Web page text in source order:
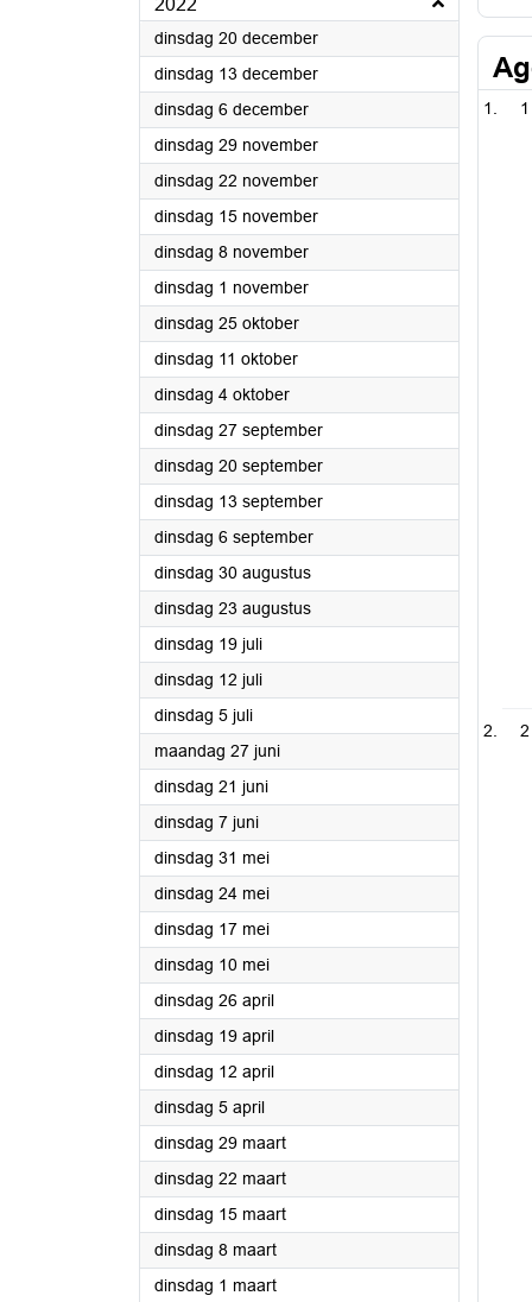
2022
dinsdag 20 december2022
dinsdag 13 december2022
dinsdag 6 december2022
dinsdag 29 november2022
dinsdag 22 november2022
dinsdag 15 november2022
dinsdag 8 november2022
dinsdag 1 november2022
dinsdag 25 oktober2022
dinsdag 11 oktober2022
dinsdag 4 oktober2022
dinsdag 27 september2022
dinsdag 20 september2022
dinsdag 13 september2022
dinsdag 6 september2022
dinsdag 30 augustus2022
dinsdag 23 augustus2022
dinsdag 19 juli2022
dinsdag 12 juli2022
dinsdag 5 juli2022
maandag 27 juni2022
dinsdag 21 juni2022
dinsdag 7 juni2022
dinsdag 31 mei2022
dinsdag 24 mei2022
dinsdag 17 mei2022
dinsdag 10 mei2022
dinsdag 26 april2022
dinsdag 19 april2022
dinsdag 12 april2022
dinsdag 5 april2022
dinsdag 29 maart2022
dinsdag 22 maart2022
dinsdag 15 maart2022
dinsdag 8 maart2022
dinsdag 1 maart2022
1
2